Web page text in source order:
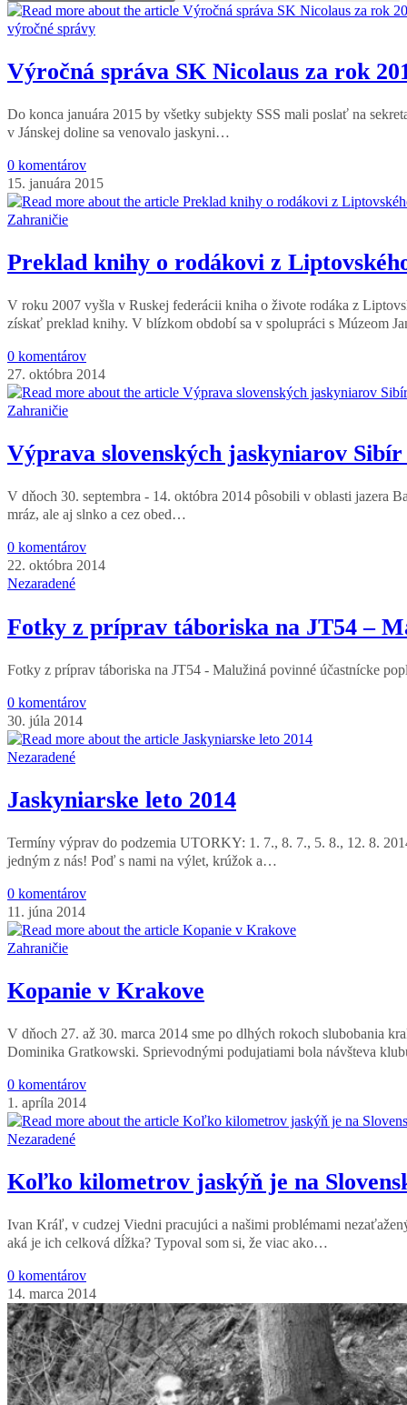
this
website
výročné správy
Výročná správa SK Nicolaus za rok
Do konca januára 2015 by všetky subjekty SSS mali poslať na
v Jánskej doline sa venovalo jaskyni…
0 komentárov
15. januára 2015
Zahraničie
Preklad knihy o rodákovi z
V roku 2007 vyšla v Ruskej federácii kniha o živote rodáka z
získať preklad knihy. V blízkom období sa v spolupráci s Múzeom
0 komentárov
27. októbra 2014
Zahraničie
Výprava slovenských jaskyniarov Sibír
V dňoch 30. septembra - 14. októbra 2014 pôsobili v oblasti jazera
mráz, ale aj slnko a cez obed…
0 komentárov
22. októbra 2014
Nezaradené
Fotky z príprav táboriska na JT54 –
Fotky z príprav táboriska na JT54 - Malužiná povinné účastnícke
0 komentárov
30. júla 2014
Nezaradené
Jaskyniarske leto 2014
Termíny výprav do podzemia UTORKY: 1. 7., 8. 7., 5. 8., 12. 8.
jedným z nás! Poď s nami na výlet, krúžok a…
0 komentárov
11. júna 2014
Zahraničie
Kopanie v Krakove
V dňoch 27. až 30. marca 2014 sme po dlhých rokoch slubobania
Dominika Gratkowski. Sprievodnými podujatiami bola návšteva
0 komentárov
1. apríla 2014
Nezaradené
Koľko kilometrov jaskýň je na
Ivan Kráľ, v cudzej Viedni pracujúci a našimi problémami
aká je ich celková dĺžka? Typoval som si, že viac ako…
0 komentárov
14. marca 2014